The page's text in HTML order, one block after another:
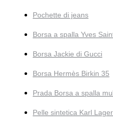
Pochette di jeans
Borsa a spalla Yves
Borsa Jackie di Gucci
Borsa Hermès Birkin 35
Prada Borsa a spalla
Pelle sintetica Karl